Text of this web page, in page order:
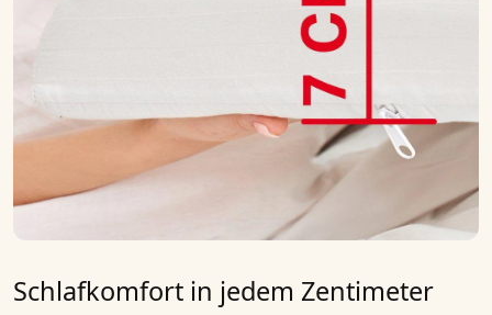
Schlafkomfort in jedem Zentimeter